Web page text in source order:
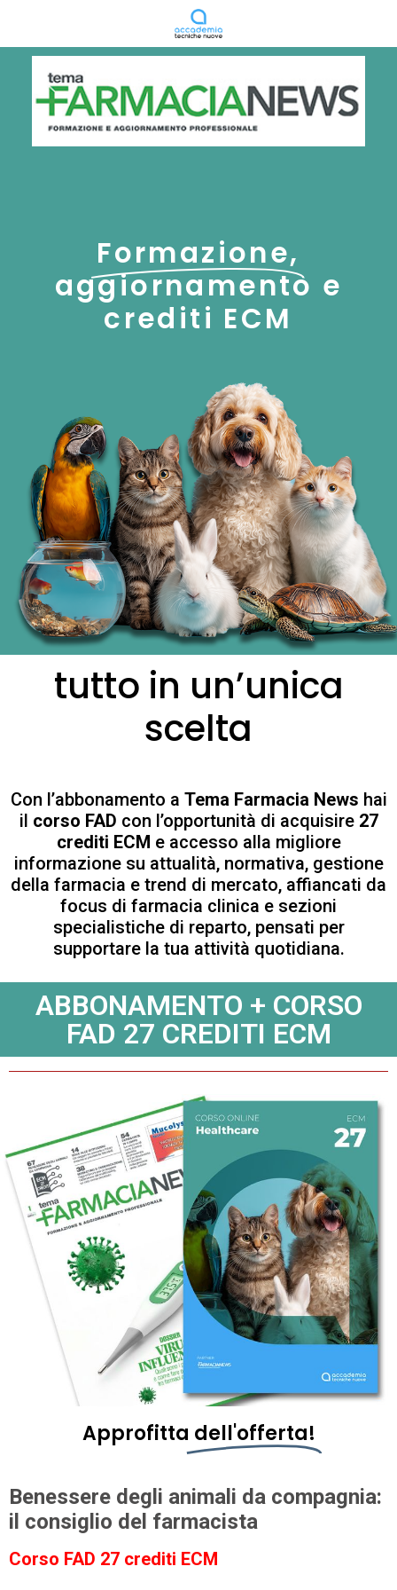
Formazione,
aggiornamento e
crediti ECM
tutto in un’unica
scelta
Con l’abbonamento a Tema Farmacia News hai
il corso FAD con l’opportunità di acquisire 27
crediti ECM e accesso alla migliore
informazione su attualità, normativa, gestione
della farmacia e trend di mercato, affiancati da
focus di farmacia clinica e sezioni
specialistiche di reparto, pensati per
supportare la tua attività quotidiana.
ABBONAMENTO + CORSO
FAD 27 CREDITI ECM
Approfitta dell'offerta!
Benessere degli animali da compagnia:
il consiglio del farmacista
Corso FAD 27 crediti ECM